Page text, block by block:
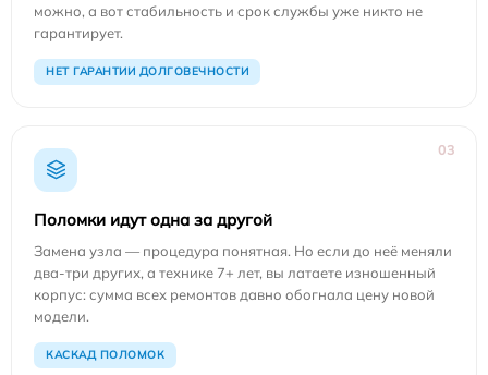
можно, а вот стабильность и срок службы уже никто не
гарантирует.
НЕТ ГАРАНТИИ ДОЛГОВЕЧНОСТИ
03
Поломки идут одна за другой
Замена узла — процедура понятная. Но если до неё меняли
два-три других, а технике 7+ лет, вы латаете изношенный
корпус: сумма всех ремонтов давно обогнала цену новой
модели.
КАСКАД ПОЛОМОК